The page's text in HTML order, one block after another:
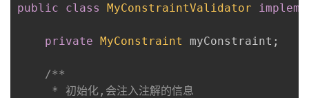
public
class MyConstraintValidator
private MyConstraint myConstraint ;
/**
     * 初始化,会注入注解的信息